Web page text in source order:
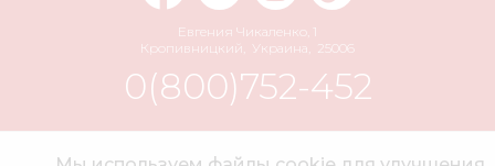
Евгения Чикаленко, 1
Кропивницкий
Украина 25006
0(800)752-452
info@elvorti.com